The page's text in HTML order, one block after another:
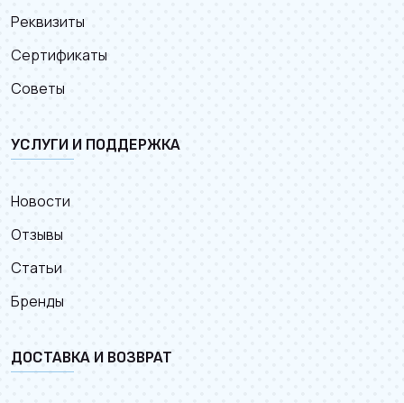
Реквизиты
Сертификаты
Советы
УСЛУГИ И ПОДДЕРЖКА
Новости
Отзывы
Статьи
Бренды
ДОСТАВКА И ВОЗВРАТ